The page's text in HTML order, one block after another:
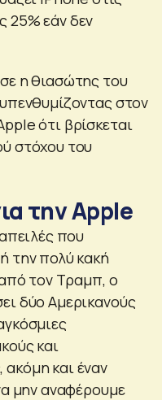
25% εάν δεν
η θιασώτης του
στον
ότι βρίσκεται
στόχου του
την Apple
που
την πολύ κακή
τον Τραμπ, ο
δύο Αμερικανούς
και
και έναν
μην αναφέρουμε